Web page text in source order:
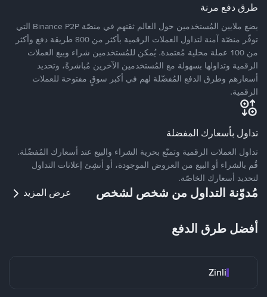
طرق دفع مرنة
يضع ملايين المُستخدمين حول العالم ثقتهم في منصّة Binance P2P التي
توفّر منصّة آمنة لتداول العملات الرقمية بأكثر من 800 طريقة دفع وأكثر
من 100 عملة محلية مُعتمدة. يُمكن للمُستخدمين شراء وبيع العملات
الرقمية وتداولها بسهولة مع المُستخدمين الآخرين مُباشرةً، وتحديد
أسعارهم وطرق الدفع المُفضّلة لهم في أكبر سوقٍ مفتوحة للعملات
الرقمية.
تداول بأسعارك المفضلة
تداول العملات الرقمية وتمتّع بحرية الشراء والبيع عند أسعارك المُفضّلة.
قُم بالشراء أو البيع من العروض الموجودة، أو أنشِئ إعلانات التداول
لتحديد أسعارك الخاصّة.
مُدوّنة التداول من شخص لشخص عرض المزيد
أفضل طرق الدفع
Zinli